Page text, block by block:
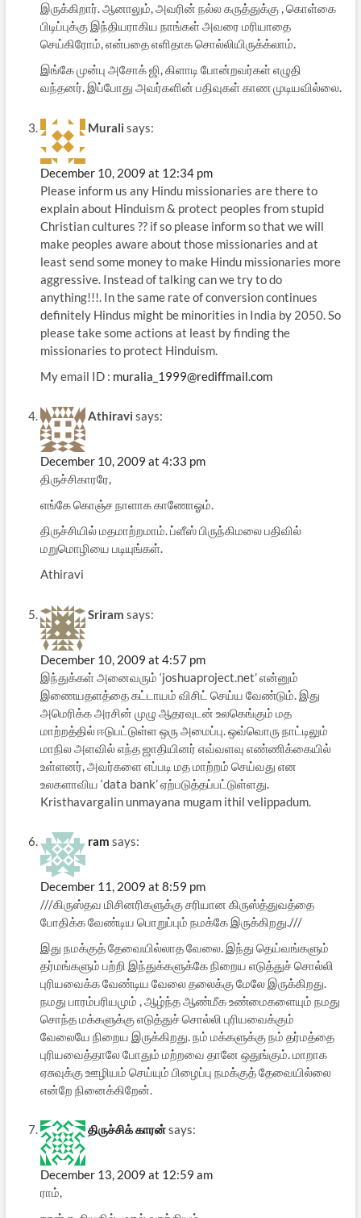
இருக்கிறார். ஆனாலும், அவ‌ரின் ந‌ல்ல‌ க‌ருத்துக்கு , கொள்கை
பிடிப்புக்கு இந்திய‌ராகிய‌ நாங்க‌ள் அவ‌ரை ம‌ரியாதை
செய்கிரோம், என்ப‌தை எளிதாக‌ சொல்லியிருக்க்லாம்.
இங்கே முன்பு அசோக் ஜி, கிளாடி போன்ற‌வ‌ர்க‌ள் எழுதி
வ‌ந்த‌ன‌ர். இப்போது அவ‌ர்க‌ளின் ப‌திவுக‌ள் காண முடிய‌வில்லை.
Murali says:
December 10, 2009 at 12:34 pm
Please inform us any Hindu missionaries are there to
explain about Hinduism & protect peoples from stupid
Christian cultures ?? if so please inform so that we will
make peoples aware about those missionaries and at
least send some money to make Hindu missionaries more
aggressive. Instead of talking can we try to do
anything!!!. In the same rate of conversion continues
definitely Hindus might be minorities in India by 2050. So
please take some actions at least by finding the
missionaries to protect Hinduism.
My email ID : muralia_1999@rediffmail.com
Athiravi says:
December 10, 2009 at 4:33 pm
திருச்சிகாரரே,
எங்கே கொஞ்ச நாளாக காணோஓம்.
திருச்சியில் மதமாற்றமாம். ப்ளீஸ் பிருந்கிமலை பதிவில்
மறுமொழியை படியுங்கள்.
Athiravi
Sriram says:
December 10, 2009 at 4:57 pm
இந்துக்கள் அனைவரும் ‘joshuaproject.net’ என்னும்
இணையதளத்தை கட்டாயம் விசிட் செய்ய வேண்டும். இது
அமெரிக்க அரசின் முழு ஆதரவுடன் உலகெங்கும் மத
மாற்றத்தில் ஈடுபட்டுள்ள ஒரு அமைப்பு. ஒவ்வொரு நாட்டிலும்
மாநில அளவில் எந்த ஜாதியினர் எவ்வளவு எண்ணிக்கையில்
உள்ளனர், அவர்களை எப்படி மத மாற்றம் செய்வது என
உலகளாவிய ‘data bank’ ஏற்படுத்தப்பட்டுள்ளது.
Kristhavargalin unmayana mugam ithil velippadum.
ram says:
December 11, 2009 at 8:59 pm
///கிருஸ்த‌வ மிசின‌ரிக‌ளுக்கு ச‌ரியான‌ கிருஸ்த்துவ‌த்தை
போதிக்க‌ வேண்டிய‌ பொறுப்பும் ந‌ம‌க்கே இருக்கிற‌து.///
இது நமக்குத் தேவையில்லாத வேலை. இந்து தெய்வங்களும்
தர்மங்களும் பற்றி இந்துக்களுக்கே நிறைய எடுத்துச் சொல்லி
புரியவைக்க வேண்டிய வேலை தலைக்கு மேலே இருக்கிறது.
நமது பாரம்பரியமும் , ஆழ்ந்த ஆண்மீக உண்மைகளையும் நமது
சொந்த மக்களுக்கு எடுத்துச் சொல்லி புரியவைக்கும்
வேலையே நிறைய இருக்கிறது. நம் மக்களுக்கு நம் தர்மத்தை
புரியவைத்தாலே போதும் மற்றவை தானே ஒதுங்கும். மாறாக
ஏசுவுக்கு ஊழியம் செய்யும் பிழைப்பு நமக்குத் தேவையில்லை
என்றே நினைக்கிறேன்.
திருச்சிக் காரன்says:
December 13, 2009 at 12:59 am
ராம்,